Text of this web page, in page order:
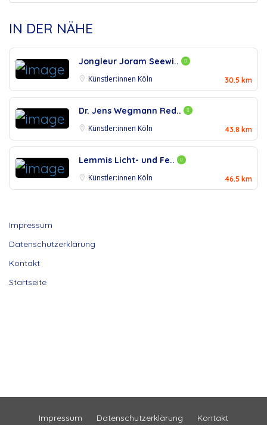
IN DER NÄHE
Jongleur Joram Seewi..
Künstler:innen Köln 30.5 km
Dr. Jens Wegmann Red..
Künstler:innen Köln 43.8 km
Lemmis Licht- und Fe..
Künstler:innen Köln 46.5 km
Impressum
Datenschutzerklärung
Kontakt
Startseite
Impressum Datenschutzerklärung
Kontakt